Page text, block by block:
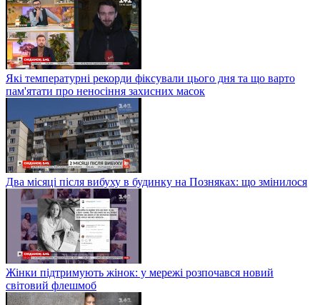
Які температурні рекорди фіксували цього дня та що варто
пам'ятати про неносіння захисних масок
Два місяці після вибуху в будинку на Позняках: що змінилося
Жінки підтримують жінок: у мережі розпочався новий
світовий флешмоб